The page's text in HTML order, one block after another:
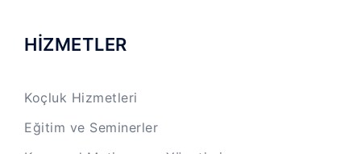
HİZMETLER
Koçluk Hizmetleri
Eğitim ve Seminerler